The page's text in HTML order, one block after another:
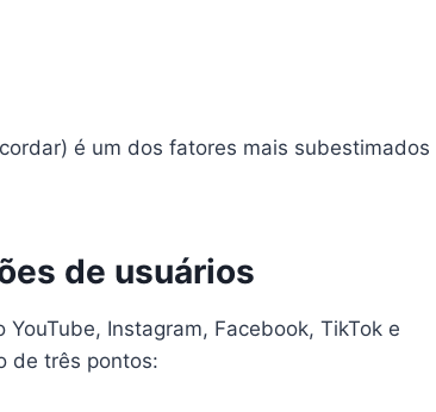
é um dos fatores mais subestimados
de usuários
Instagram, Facebook, TikTok e
de três pontos: